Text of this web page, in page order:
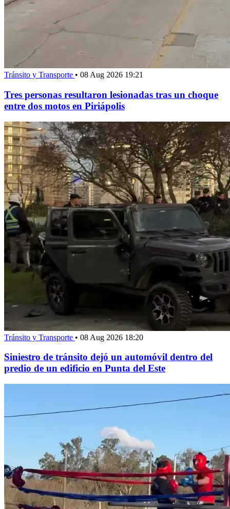
Tránsito y Transporte • 08 Aug 2026 19:21
Tres personas resultaron lesionadas tras un choque
entre dos motos en Piriápolis
Tránsito y Transporte • 08 Aug 2026 18:20
Siniestro de tránsito dejó un automóvil dentro del
predio de un edificio en Punta del Este